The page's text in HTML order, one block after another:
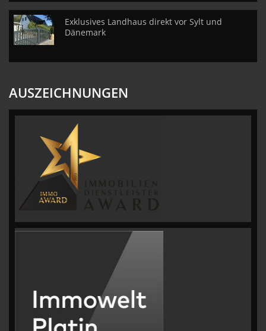
Exklusives Landhaus direkt vor Sylt und
Dänemark
AUSZEICHNUNGEN